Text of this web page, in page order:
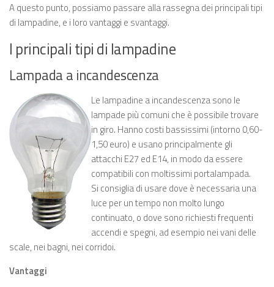
A questo punto, possiamo passare alla rassegna dei principali tipi
di lampadine, e i loro vantaggi e svantaggi.
I principali tipi di lampadine
Lampada a incandescenza
Le lampadine a incandescenza sono le
lampade più comuni che è possibile trovare
in giro. Hanno costi bassissimi (intorno 0,60-
1,50 euro) e usano principalmente gli
attacchi E27 ed E14, in modo da essere
compatibili con moltissimi portalampada.
Si consiglia di usare dove è necessaria una
luce per un tempo non molto lungo
continuato, o dove sono richiesti frequenti
accendi e spegni, ad esempio nei vani delle
scale, nei bagni, nei corridoi.
Vantaggi